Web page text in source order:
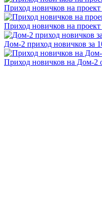
Приход новичков на
Приход новичков на
Дом-2 приход новичков за
Приход новичков на Дом-2